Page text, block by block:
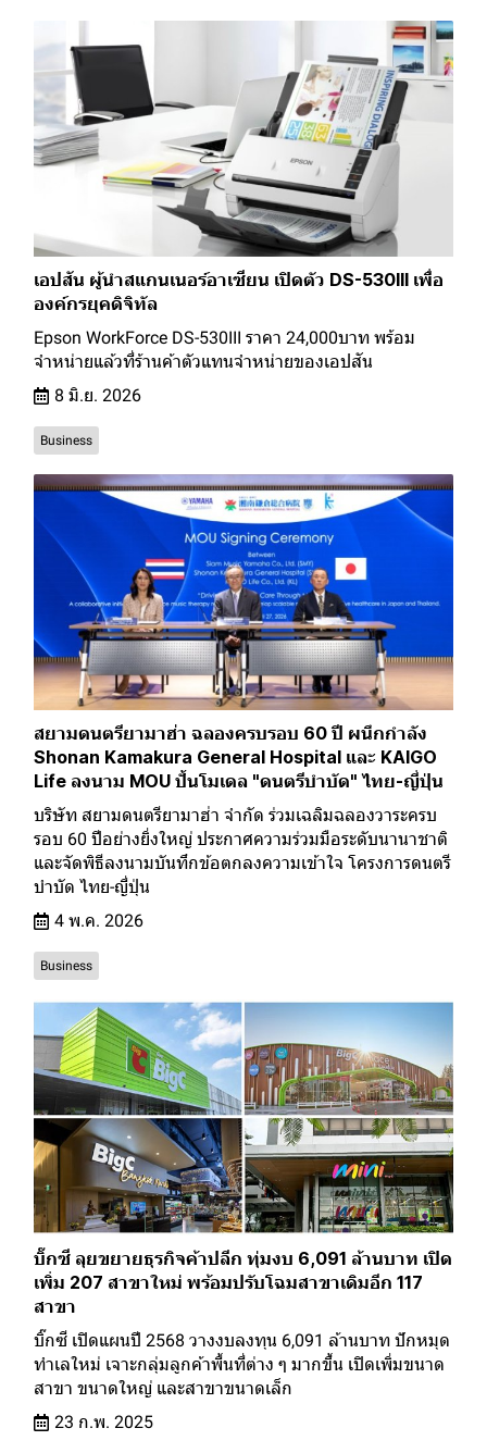
เอปสัน ผู้นำสแกนเนอร์อาเซียน เปิดตัว DS-530III เพื่อ
องค์กรยุคดิจิทัล
Epson WorkForce DS-530III ราคา 24,000บาท พร้อม
จำหน่ายแล้วที่ร้านค้าตัวแทนจำหน่ายของเอปสัน
8 มิ.ย. 2026
Business
สยามดนตรียามาฮ่า ฉลองครบรอบ 60 ปี ผนึกกำลัง
Shonan Kamakura General Hospital และ KAIGO
Life ลงนาม MOU ปั้นโมเดล "ดนตรีบำบัด" ไทย-ญี่ปุ่น
บริษัท สยามดนตรียามาฮ่า จำกัด ร่วมเฉลิมฉลองวาระครบ
รอบ 60 ปีอย่างยิ่งใหญ่ ประกาศความร่วมมือระดับนานาชาติ
และจัดพิธีลงนามบันทึกข้อตกลงความเข้าใจ โครงการดนตรี
บำบัด ไทย-ญี่ปุ่น
4 พ.ค. 2026
Business
บิ๊กซี ลุยขยายธุรกิจค้าปลีก ทุ่มงบ 6,091 ล้านบาท เปิด
เพิ่ม 207 สาขาใหม่ พร้อมปรับโฉมสาขาเดิมอีก 117
สาขา
บิ๊กซี เปิดแผนปี 2568 วางงบลงทุน 6,091 ล้านบาท ปักหมุด
ทำเลใหม่ เจาะกลุ่มลูกค้าพื้นที่ต่าง ๆ มากขึ้น เปิดเพิ่มขนาด
สาขา ขนาดใหญ่ และสาขาขนาดเล็ก
23 ก.พ. 2025